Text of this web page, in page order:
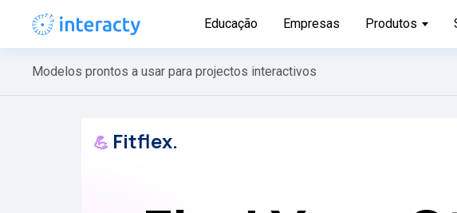
Educação Empresas Produtos
Modelos prontos a usar para projectos interactivos